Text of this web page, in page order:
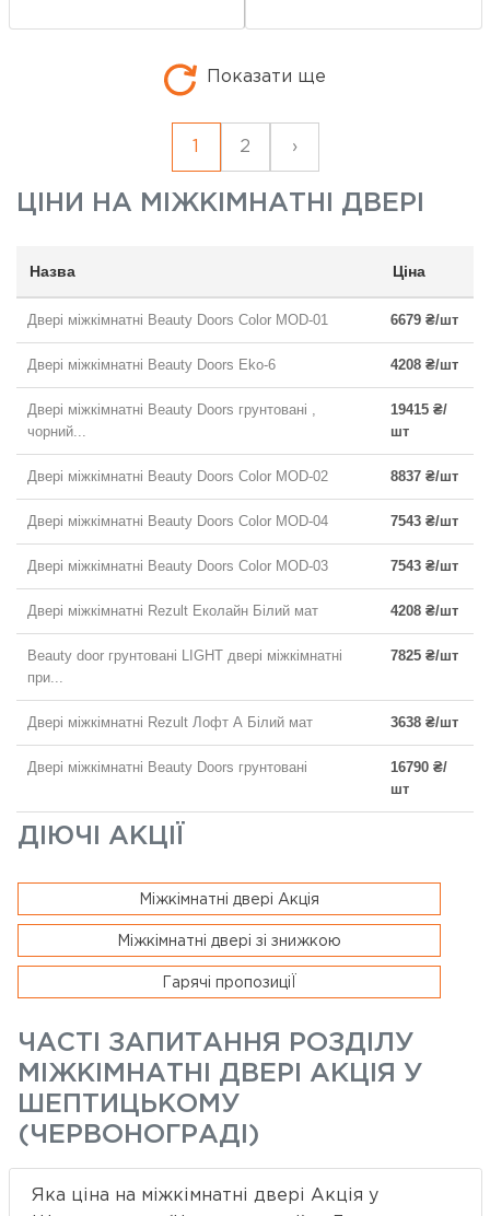
Показати ще
1 2 ›
ЦІНИ НА МІЖКІМНАТНІ ДВЕРІ
Назва Ціна
Двері міжкімнатні Beauty Doors Color MOD-01 6679 ₴/шт
Двері міжкімнатні Beauty Doors Eko-6 4208 ₴/шт
Двері міжкімнатні Beauty Doors грунтовані ,
чорний...
19415 ₴/
шт
Двері міжкімнатні Beauty Doors Color MOD-02 8837 ₴/шт
Двері міжкімнатні Beauty Doors Color MOD-04 7543 ₴/шт
Двері міжкімнатні Beauty Doors Color MOD-03 7543 ₴/шт
Двері міжкімнатні Rezult Еколайн Білий мат 4208 ₴/шт
Beauty door грунтовані LIGHT двері міжкімнатні
при...
7825 ₴/шт
Двері міжкімнатні Rezult Лофт А Білий мат 3638 ₴/шт
Двері міжкімнатні Beauty Doors грунтовані
16790 ₴/
шт
ДІЮЧІ АКЦІЇ
Міжкімнатні двері Акція
Міжкімнатні двері зі знижкою
Гарячі пропозиціЇ
ЧАСТІ ЗАПИТАННЯ РОЗДІЛУ
МІЖКІМНАТНІ ДВЕРІ АКЦІЯ У
ШЕПТИЦЬКОМУ
(ЧЕРВОНОГРАДІ)
Яка ціна на міжкімнатні двері Акція у